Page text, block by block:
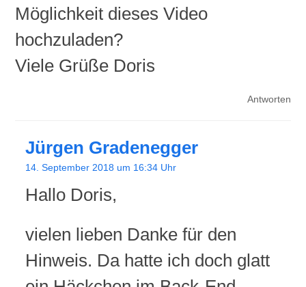
Möglichkeit dieses Video
hochzuladen?
Viele Grüße Doris
Antworten
Jürgen Gradenegger
14. September 2018 um 16:34 Uhr
Hallo Doris,
vielen lieben Danke für den
Hinweis. Da hatte ich doch glatt